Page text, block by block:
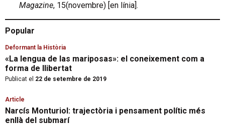
Magazine, 15(novembre) [en línia].
Popular
Deformant la Història
«La lengua de las mariposas»: el coneixement com a
forma de llibertat
Publicat el 22 de setembre de 2019
Article
Narcís Monturiol: trajectòria i pensament polític més
enllà del submarí